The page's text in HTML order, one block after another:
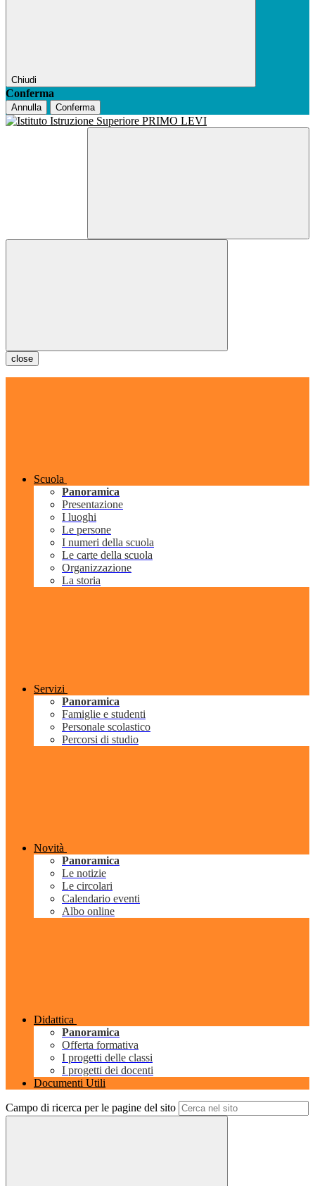
Chiudi
Conferma
Annulla Conferma
close
Scuola
Panoramica
Presentazione
I luoghi
Le persone
I numeri della scuola
Le carte della scuola
Organizzazione
La storia
Servizi
Panoramica
Famiglie e studenti
Personale scolastico
Percorsi di studio
Novità
Panoramica
Le notizie
Le circolari
Calendario eventi
Albo online
Didattica
Panoramica
Offerta formativa
I progetti delle classi
I progetti dei docenti
Documenti Utili
Campo di ricerca per le pagine del sito